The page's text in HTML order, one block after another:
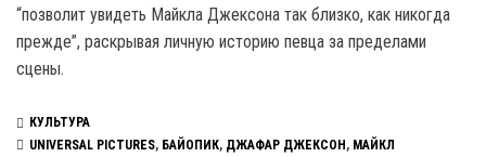
“позволит увидеть Майкла Джексона так близко, как никогда
прежде”, раскрывая личную историю певца за пределами
сцены.
КУЛЬТУРА
UNIVERSAL PICTURES, БАЙОПИК, ДЖАФАР ДЖЕКСОН , МАЙКЛ